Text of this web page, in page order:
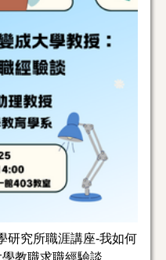
研究所職涯講座-我如何